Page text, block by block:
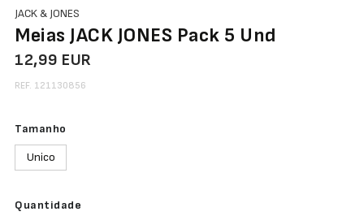
JACK & JONES
Meias JACK JONES Pack 5 Und
12,99 EUR
REF. 121130856
Tamanho
Unico
Quantidade